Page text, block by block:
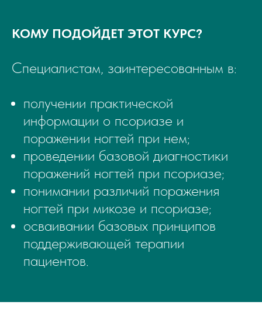
КОМУ ПОДОЙДЕТ ЭТОТ КУРС?
Специалистам, заинтересованным в:
получении практической
информации о псориазе и
поражении ногтей при нем;
проведении базовой диагностики
поражений ногтей при псориазе;
понимании различий поражения
ногтей при микозе и псориазе;
осваивании базовых принципов
поддерживающей терапии
пациентов.